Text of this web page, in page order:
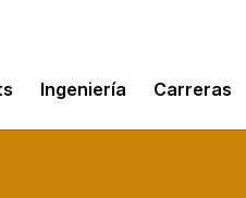
Ingeniería Carreras